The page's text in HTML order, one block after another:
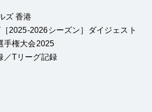
ズ 香港
［2025-2026シーズン］ダイジェスト
手権大会2025
／Tリーグ記録